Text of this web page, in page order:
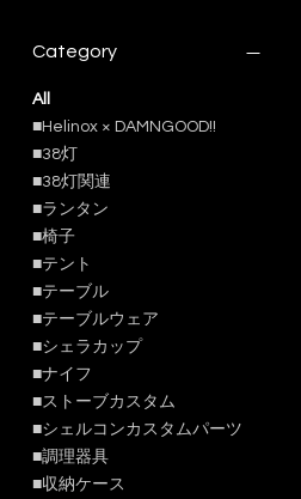
Category
All
■Helinox × DAMNGOOD!!
■38灯
■38灯関連
■ランタン
■椅子
■テント
■テーブル
■テーブルウェア
■シェラカップ
■ナイフ
■ストーブカスタム
■シェルコンカスタムパーツ
■調理器具
■収納ケース